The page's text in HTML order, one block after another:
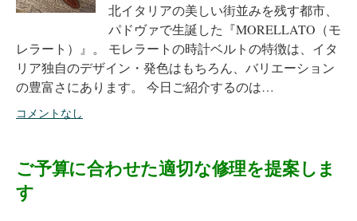
北イタリアの美しい街並みを残す都市、
パドヴァで生誕した『MORELLATO（モ
レラート）』。 モレラートの時計ベルトの特徴は、イタ
リア独自のデザイン・発色はもちろん、バリエーション
の豊富さにあります。 今日ご紹介するのは…
コメントなし
ご予算に合わせた適切な修理を提案しま
す